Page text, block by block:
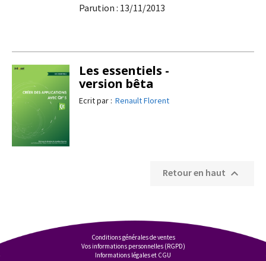
Parution : 13/11/2013
Les essentiels -
version bêta
Ecrit par : Renault Florent
Retour en haut 
Conditions générales de ventes
Vos informations personnelles (RGPD)
Informations légales et CGU